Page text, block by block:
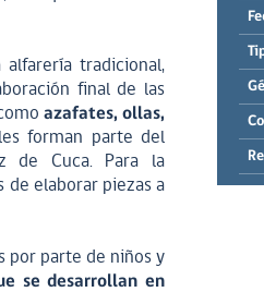
tradicional,
final de las
azafates, ollas,
forman parte del
de Cuca. Para la
de elaborar piezas a
por parte de niños y
se desarrollan en